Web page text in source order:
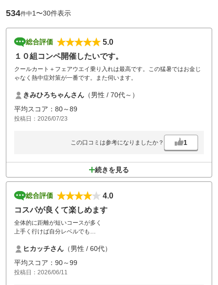
534件中1〜30件表示
総合評価
5.0
１０組コンペ開催したいです。
クールカート＋フェアウエイ乗り入れは最高です。この猛暑ではお金じ
ゃなく熱中症対策が一番です。また伺います。
きみひろちゃんさん （男性 / 70代～）
平均スコア：80～89
投稿日：2026/07/23
この口コミは参考になりましたか？ 1
続きを見る
総合評価
4.0
コスパが良くて楽しめます
全体的に距離が短いコースが多く
上手く行けば自分レベルでも
食事も美味しかったし
アゴーディアにしては
対応も丁寧だった
ヒカッチさん （男性 / 60代）
平均スコア：90～99
投稿日：2026/06/11